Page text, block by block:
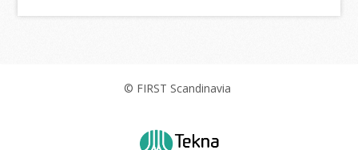
© FIRST Scandinavia